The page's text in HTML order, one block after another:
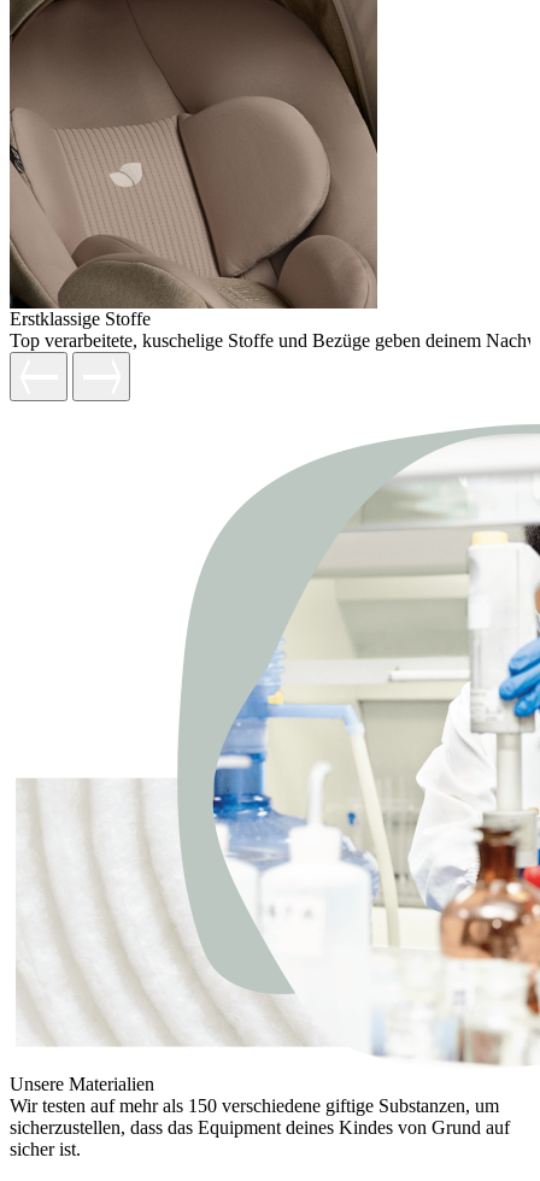
Erstklassige Stoffe
Top verarbeitete, kuschelige Stoffe und Bezüge geben deinem
Unsere Materialien
Wir testen auf mehr als 150 verschiedene giftige Substanzen, um
sicherzustellen, dass das Equipment deines Kindes von Grund auf
sicher ist.